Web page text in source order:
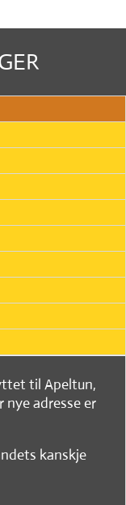
til Apeltun,
nye adresse er
kanskje